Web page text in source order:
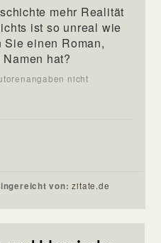
mehr Realität
ist so unreal wie
einen Roman,
hat?
nicht
von:zitate.de